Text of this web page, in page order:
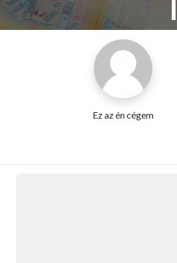
Ez az én cégem